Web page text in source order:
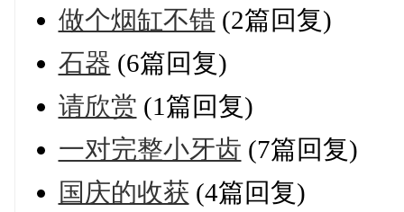
做个烟缸不错 (2篇回复)
石器 (6篇回复)
请欣赏 (1篇回复)
一对完整小牙齿 (7篇回复)
国庆的收获 (4篇回复)